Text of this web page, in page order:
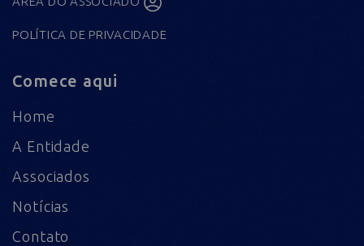
POLÍTICA DE PRIVACIDADE
Comece aqui
Home
A Entidade
Associados
Notícias
Contato